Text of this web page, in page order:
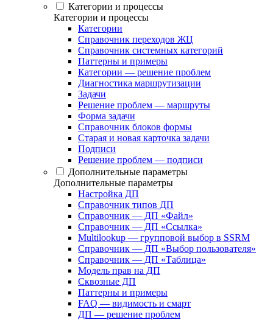
Категории и процессы
Категории и процессы
Категории
Справочник переходов ЖЦ
Справочник системных категорий
Паттерны и примеры
Категории — решение проблем
Диагностика маршрутизации
Задачи
Решение проблем — маршруты
Форма задачи
Справочник блоков формы
Старая и новая карточка задачи
Подписи
Решение проблем — подписи
Дополнительные параметры
Дополнительные параметры
Настройка ДП
Справочник типов ДП
Справочник — ДП «Файл»
Справочник — ДП «Ссылка»
Multilookup — групповой выбор в SSRM
Справочник — ДП «Выбор пользователя»
Справочник — ДП «Таблица»
Модель прав на ДП
Сквозные ДП
Паттерны и примеры
FAQ — видимость и смарт
ДП — решение проблем